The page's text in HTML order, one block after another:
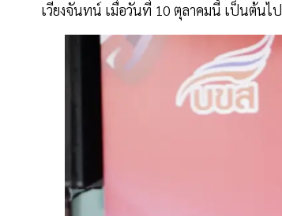
เวียงจันทน์ เมื่อวันที่ 10 ตุลาคมนี้ เป็นต้นไป